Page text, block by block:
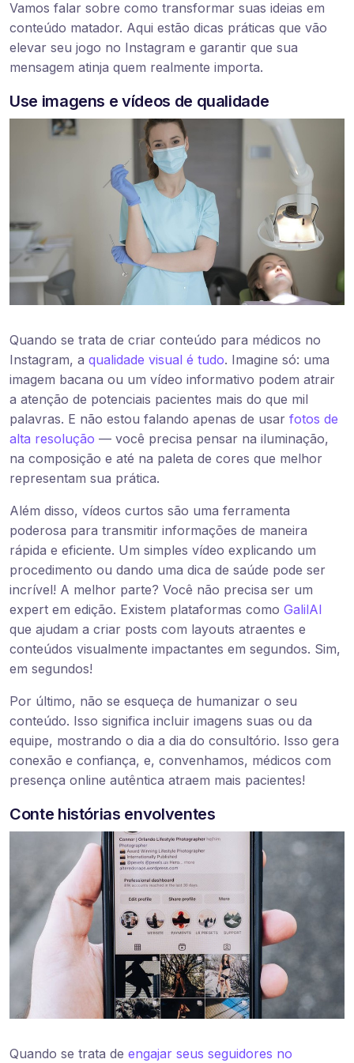
Vamos falar sobre como transformar suas ideias em
conteúdo matador. Aqui estão dicas práticas que vão
elevar seu jogo no Instagram e garantir que sua
mensagem atinja quem realmente importa.
Use imagens e vídeos de qualidade
Quando se trata de criar conteúdo para médicos no
Instagram, a qualidade visual é tudo. Imagine só: uma
imagem bacana ou um vídeo informativo podem atrair
a atenção de potenciais pacientes mais do que mil
palavras. E não estou falando apenas de usar fotos de
alta resolução — você precisa pensar na iluminação,
na composição e até na paleta de cores que melhor
representam sua prática.
Além disso, vídeos curtos são uma ferramenta
poderosa para transmitir informações de maneira
rápida e eficiente. Um simples vídeo explicando um
procedimento ou dando uma dica de saúde pode ser
incrível! A melhor parte? Você não precisa ser um
expert em edição. Existem plataformas como GalilAI
que ajudam a criar posts com layouts atraentes e
conteúdos visualmente impactantes em segundos. Sim,
em segundos!
Por último, não se esqueça de humanizar o seu
conteúdo. Isso significa incluir imagens suas ou da
equipe, mostrando o dia a dia do consultório. Isso gera
conexão e confiança, e, convenhamos, médicos com
presença online autêntica atraem mais pacientes!
Conte histórias envolventes
Quando se trata de engajar seus seguidores no